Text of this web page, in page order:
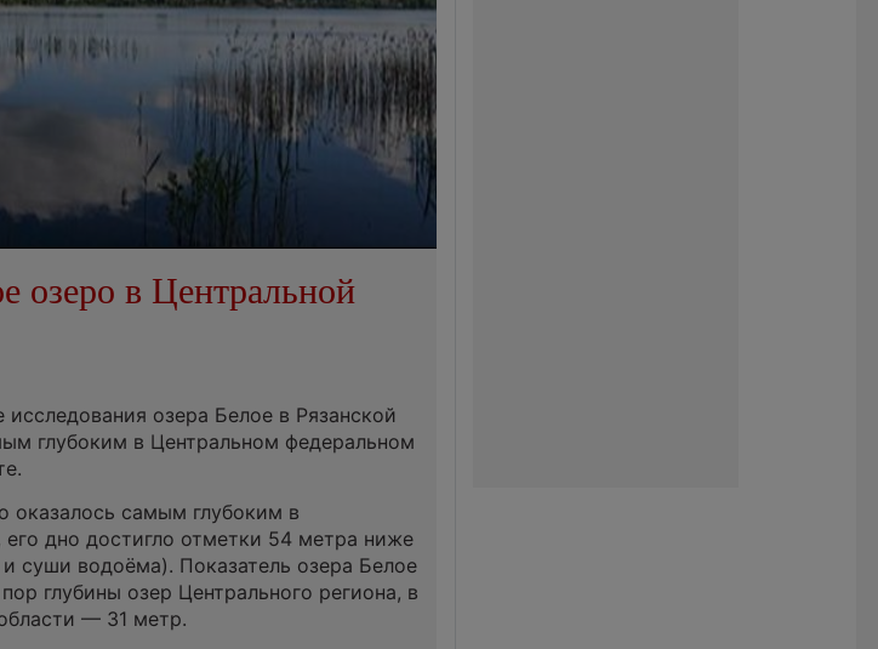
озеро в Центральной
озера Белое в Рязанской
глубоким в Центральном федеральном
оказалось самым глубоким в
дно достигло отметки 54 метра ниже
суши водоёма). Показатель озера Белое
глубины озер Центрального региона, в
— 31 метр.